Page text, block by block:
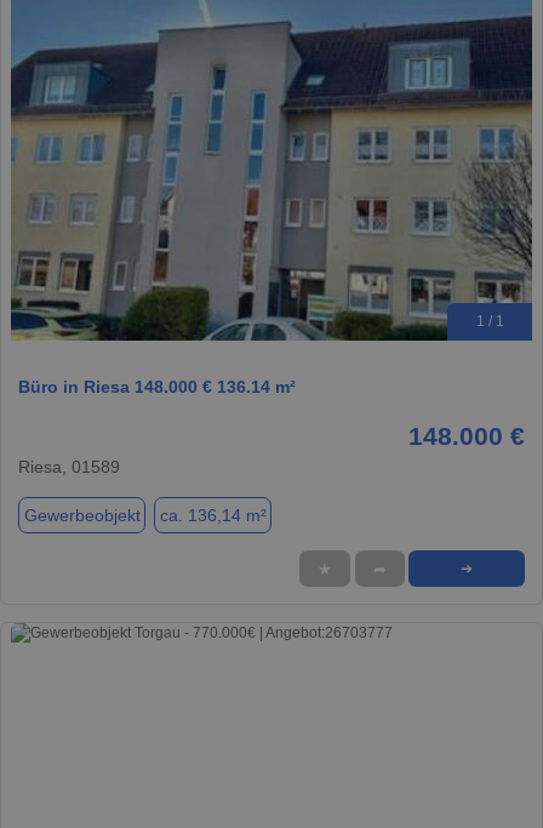
1 / 1
Büro in Riesa 148.000 € 136.14 m²
148.000 €
Riesa, 01589
Gewerbeobjekt ca. 136,14 m²
★ ➦ ➜